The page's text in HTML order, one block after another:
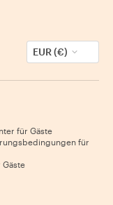
EUR (€)
für Gäste
für
Gäste